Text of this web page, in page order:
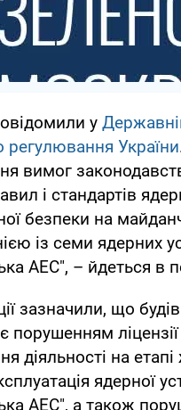
у
регулювання України
вимог
і стандартів
безпеки на
із семи ядерних
АЕС", – йдеться в
зазначили, що
порушенням
діяльності на
ядерної
АЕС", а також